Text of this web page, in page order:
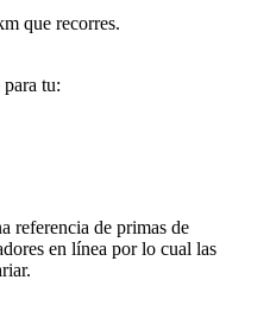
que recorres.
tu:
referencia de primas de
en línea por lo cual las